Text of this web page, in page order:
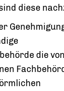
diese
die